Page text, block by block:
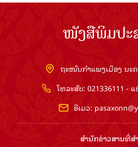
ໜັງສືພິມປະ
ຖະໜົນກຳແພງເມືອງ ນະ
ໂທລະສັບ: 021336111 -
ອີເມວ:
ສຳ​ນັກ​ຂ່າວ​ສານ​ທີ່​ສ